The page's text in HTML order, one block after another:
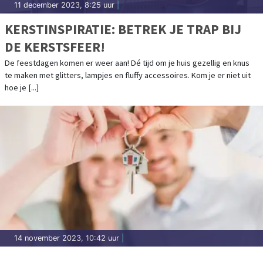
11 december 2023, 8:25 uur
KERSTINSPIRATIE: BETREK JE TRAP BIJ
DE KERSTSFEER!
De feestdagen komen er weer aan! Dé tijd om je huis gezellig en knus
te maken met glitters, lampjes en fluffy accessoires. Kom je er niet uit
hoe je [...]
14 november 2023, 10:42 uur